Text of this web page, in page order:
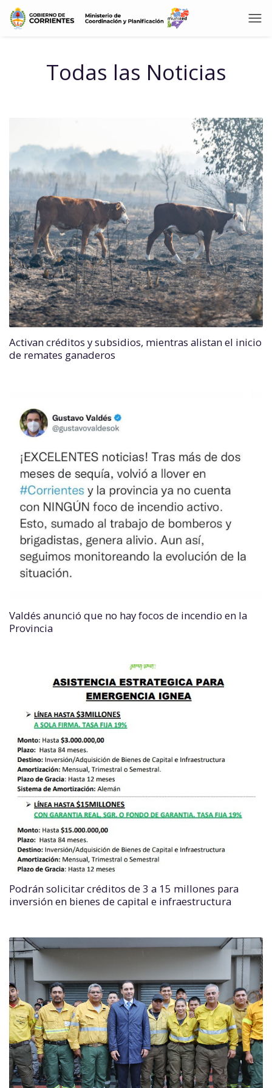
Todas las Noticias
Activan créditos y subsidios, mientras alistan el inicio
de remates ganaderos
Valdés anunció que no hay focos de incendio en la
Provincia
Podrán solicitar créditos de 3 a 15 millones para
inversión en bienes de capital e infraestructura